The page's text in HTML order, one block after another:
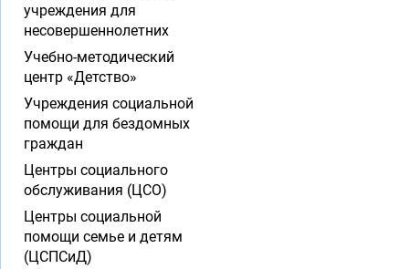
учреждения для
несовершеннолетних
Учебно-методический
центр «Детство»
Учреждения социальной
помощи для бездомных
граждан
Центры социального
обслуживания (ЦСО)
Центры социальной
помощи семье и детям
(ЦСПСиД)